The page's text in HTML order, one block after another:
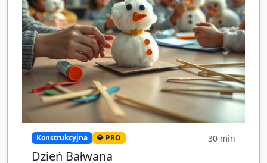
Konstrukcyjna 💎 PRO 30 min
Dzień Bałwana